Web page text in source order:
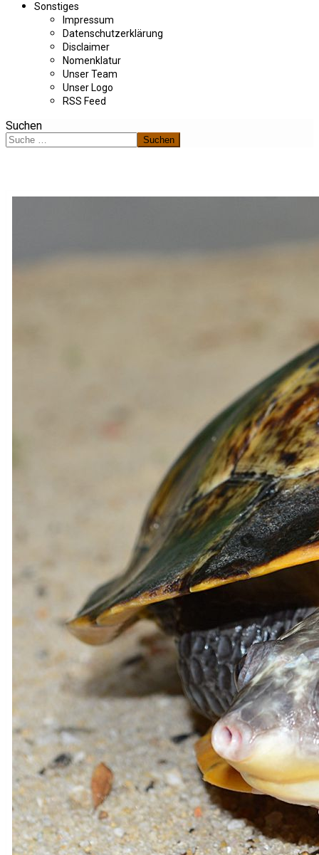
Sonstiges
Impressum
Datenschutzerklärung
Disclaimer
Nomenklatur
Unser Team
Unser Logo
RSS Feed
Suchen
Suchen